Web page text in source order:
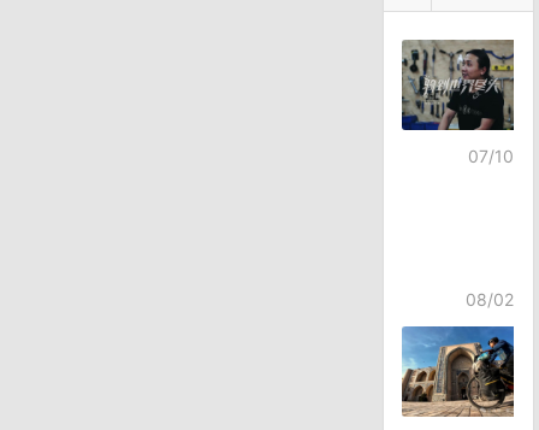
07/10
08/02